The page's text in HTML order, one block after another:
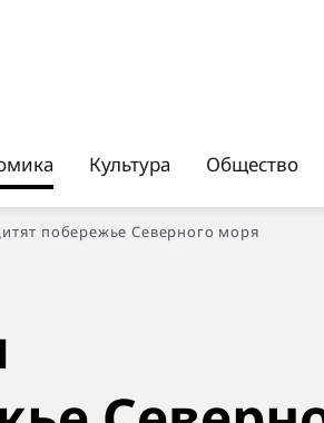
Культура Общество
побережье Северного моря